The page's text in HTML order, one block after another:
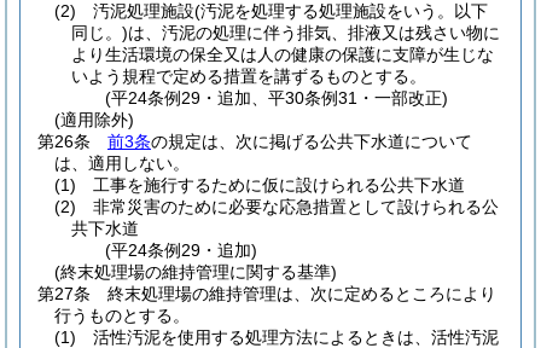
(2)
汚泥処理施設(汚泥を処理する処理施設をいう。以下
同じ。)は、汚泥の処理に伴う排気、排液又は残さい物に
より生活環境の保全又は人の健康の保護に支障が生じな
いよう規程で定める措置を講ずるものとする。
(平24条例29・追加、平30条例31・一部改正)
(適用除外)
第26条
前3条の規定は、次に掲げる公共下水道について
は、適用しない。
(1)
工事を施行するために仮に設けられる公共下水道
(2)
非常災害のために必要な応急措置として設けられる公
共下水道
(平24条例29・追加)
(終末処理場の維持管理に関する基準)
第27条
終末処理場の維持管理は、次に定めるところにより
行うものとする。
(1)
活性汚泥を使用する処理方法によるときは、活性汚泥